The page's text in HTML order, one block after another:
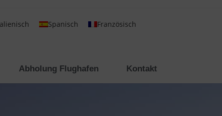
Spanisch Französisch
Abholung Flughafen Kontakt